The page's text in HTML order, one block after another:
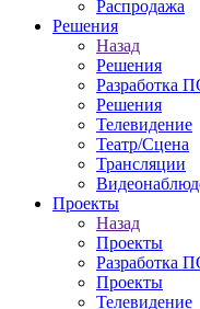
Распродажа
Решения
Назад
Решения
Разработка
Решения
Телевидение
Театр/Сцена
Трансляции
Проекты
Назад
Проекты
Разработка
Проекты
Телевидение